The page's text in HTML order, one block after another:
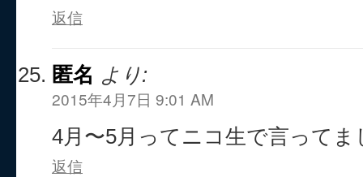
返信
匿名 より:
2015年4月7日 9:01 AM
4月〜5月ってニコ生で言ってま
返信